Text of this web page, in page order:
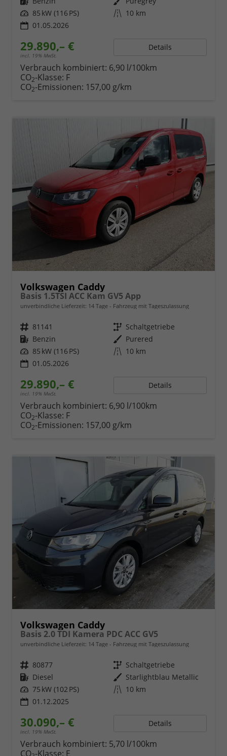
Leistung 85 kW (116 PS) Kilometerstand 10 km
01.05.2026
29.890,– €
incl. 19% MwSt.
Details
Verbrauch kombiniert: 6,90 l/100km
CO2-Klasse: F
CO2-Emissionen: 157,00 g/km
Volkswagen Caddy
Basis 1.5TSI ACC Kam GV5 App
unverbindliche Lieferzeit: 14 Tage Fahrzeug mit Tageszulassung
Fahrzeugnr. 81141 Getriebe Schaltgetriebe
Kraftstoff Benzin Außenfarbe Purered
Leistung 85 kW (116 PS) Kilometerstand 10 km
01.05.2026
29.890,– €
incl. 19% MwSt.
Details
Verbrauch kombiniert: 6,90 l/100km
CO2-Klasse: F
CO2-Emissionen: 157,00 g/km
Volkswagen Caddy
Basis 2.0 TDI Kamera PDC ACC GV5
unverbindliche Lieferzeit: 14 Tage Fahrzeug mit Tageszulassung
Fahrzeugnr. 80877 Getriebe Schaltgetriebe
Kraftstoff Diesel Außenfarbe Starlightblau Metallic
Leistung 75 kW (102 PS) Kilometerstand 10 km
01.12.2025
30.090,– €
incl. 19% MwSt.
Details
Verbrauch kombiniert: 5,70 l/100km
CO -Klasse: E